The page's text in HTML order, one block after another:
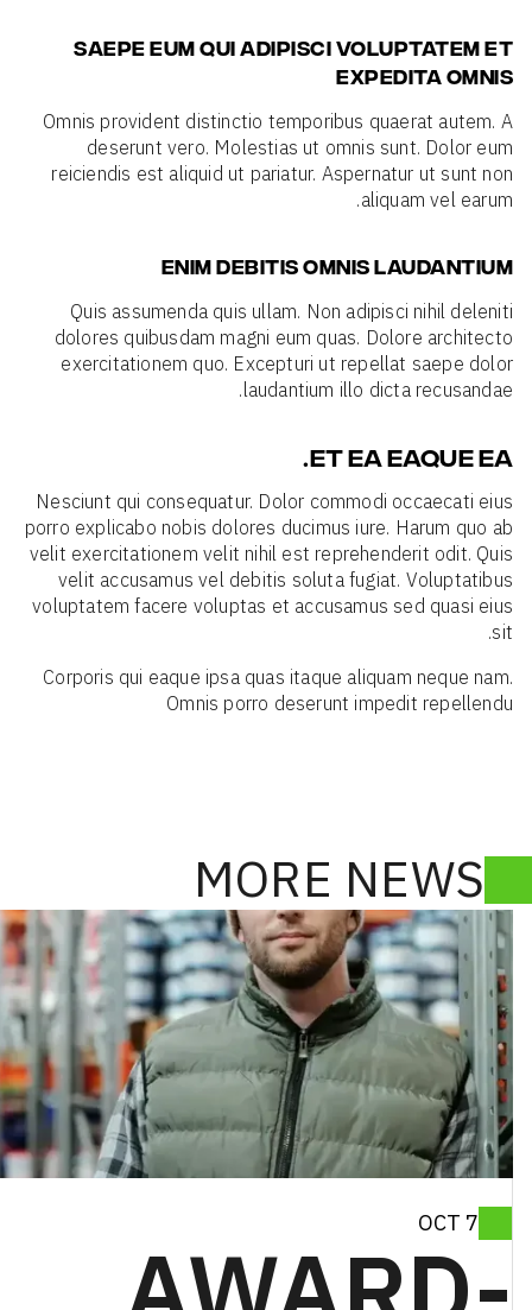
SAEPE EUM QUI ADIPISCI VOLUPTATEM ET
EXPEDITA OMNIS
Omnis provident distinctio temporibus quaerat autem. A
deserunt vero. Molestias ut omnis sunt. Dolor eum
reiciendis est aliquid ut pariatur. Aspernatur ut sunt non
aliquam vel earum.
ENIM DEBITIS OMNIS LAUDANTIUM
Quis assumenda quis ullam. Non adipisci nihil deleniti
dolores quibusdam magni eum quas. Dolore architecto
exercitationem quo. Excepturi ut repellat saepe dolor
laudantium illo dicta recusandae.
ET EA EAQUE EA.
Nesciunt qui consequatur. Dolor commodi occaecati eius
porro explicabo nobis dolores ducimus iure. Harum quo ab
velit exercitationem velit nihil est reprehenderit odit. Quis
velit accusamus vel debitis soluta fugiat. Voluptatibus
voluptatem facere voluptas et accusamus sed quasi eius
sit.
Corporis qui eaque ipsa quas itaque aliquam neque nam.
Omnis porro deserunt impedit repellendu
MORE NEWS